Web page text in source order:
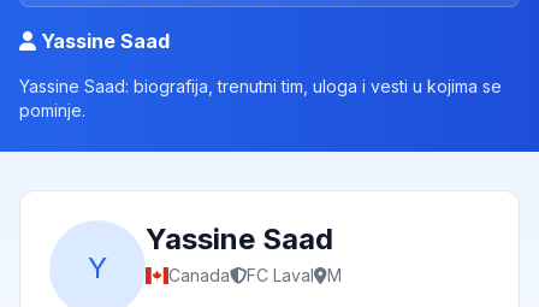
Yassine Saad
Yassine Saad: biografija, trenutni tim, uloga i vesti u kojima se
pominje.
Y
Yassine Saad
Canada FC Laval M